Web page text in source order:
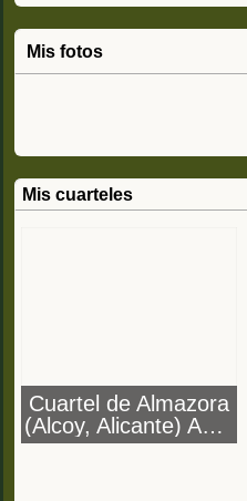
Mis fotos
Mis cuarteles
Cuartel de Almazora
(Alcoy, Alicante) AME
3 Agrupación Mixta